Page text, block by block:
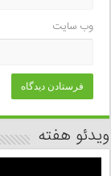
وب‌ سایت
ویدئو هفته